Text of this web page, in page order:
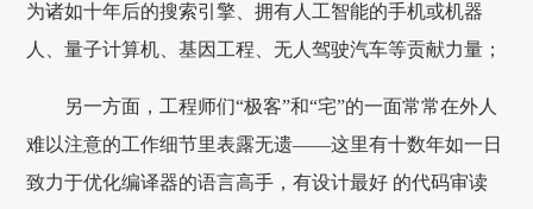
为诸如十年后的搜索引擎、拥有人工智能的手机或机器
人、量子计算机、基因工程、无人驾驶汽车等贡献力量；
另一方面，工程师们“极客”和“宅”的一面常常在外人
难以注意的工作细节里表露无遗——这里有十数年如一日
致力于优化编译器的语言高手，有设计最好 的代码审读